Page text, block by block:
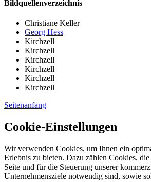
Bildquellenverzeichnis
Christiane Keller
Georg Hess
Kirchzell
Kirchzell
Kirchzell
Kirchzell
Kirchzell
Kirchzell
Seitenanfang
Cookie-Einstellungen
Wir verwenden Cookies, um Ihnen ein
Erlebnis zu bieten. Dazu zählen Cookies,
Seite und für die Steuerung unserer
Unternehmensziele notwendig sind, sowie